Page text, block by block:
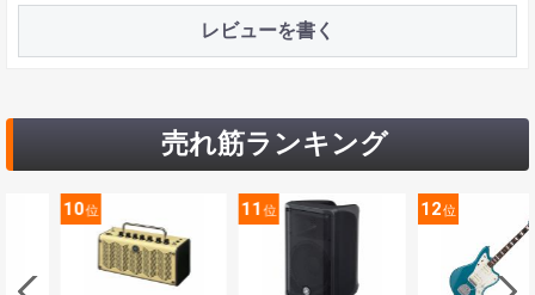
レビューを書く
売れ筋ランキング
11 12位 13